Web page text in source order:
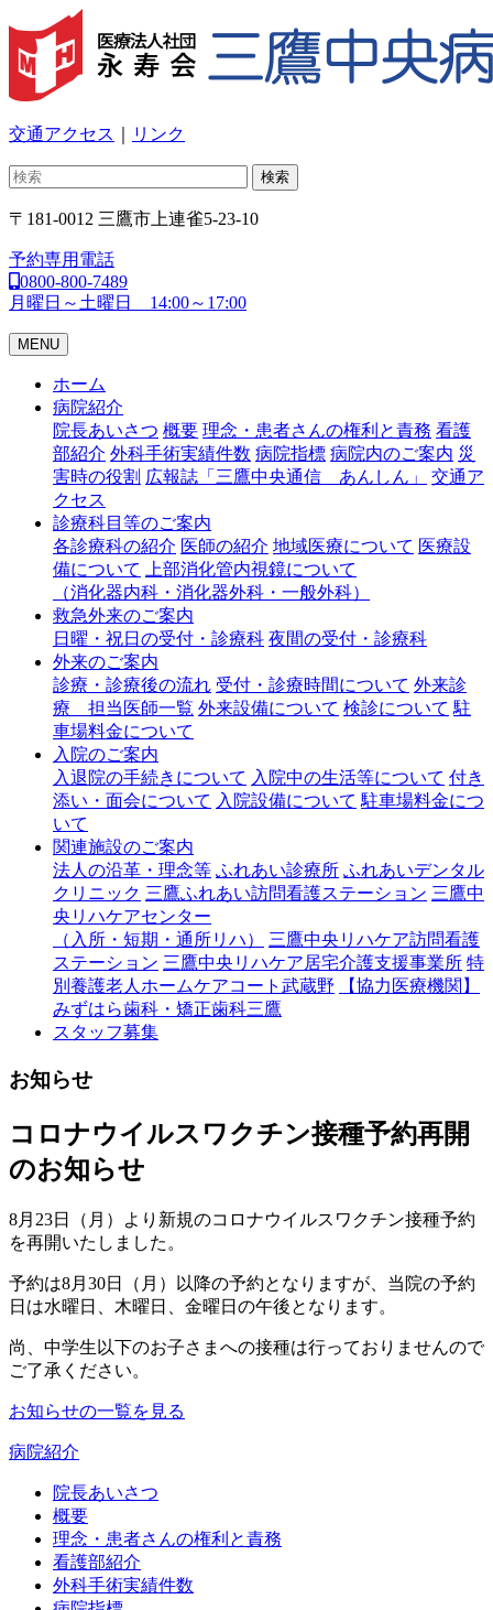
交通アクセス リンク
検索
〒181-0012 三鷹市上連雀5-23-10
予約専用電話
0800-800-7489
月曜日～土曜日 14:00～17:00
MENU
ホーム
病院紹介
院長あいさつ 概要 理念・患者さんの権利と責務 看護
部紹介 外科手術実績件数 病院指標 病院内のご案内 災
害時の役割 広報誌「三鷹中央通信 あんしん」
交通ア
クセス
診療科目等のご案内
各診療科の紹介 医師の紹介 地域医療について 医療設
備について
上部消化管内視鏡について
（消化器内科・消化器外科・一般外科）
救急外来のご案内
日曜・祝日の受付・診療科 夜間の受付・診療科
外来のご案内
診療・診療後の流れ 受付・診療時間について 外来診
療 担当医師一覧 外来設備について 検診について 駐
車場料金について
入院のご案内
入退院の手続きについて 入院中の生活等について 付き
添い・面会について 入院設備について 駐車場料金につ
いて
関連施設のご案内
法人の沿革・理念等 ふれあい診療所 ふれあいデンタル
クリニック 三鷹ふれあい訪問看護ステーション 三鷹中
央リハケアセンター
（入所・短期・通所リハ）
三鷹中央リハケア訪問看護
ステーション 三鷹中央リハケア居宅介護支援事業所 特
別養護老人ホームケアコート武蔵野
【協力医療機関】
みずはら歯科・矯正歯科三鷹
スタッフ募集
お知らせ
コロナウイルスワクチン接種予約再開
のお知らせ
8月23日（月）より新規のコロナウイルスワクチン接種予約
を再開いたしました。
予約は8月30日（月）以降の予約となりますが、当院の予約
日は水曜日、木曜日、金曜日の午後となります。
尚、中学生以下のお子さまへの接種は行っておりませんので
ご了承ください。
お知らせの一覧を見る
病院紹介
院長あいさつ
概要
理念・患者さんの権利と責務
看護部紹介
外科手術実績件数